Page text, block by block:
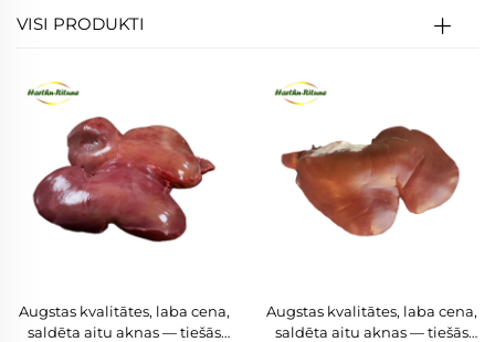
VISI PRODUKTI
Augstas kvalitātes, laba cena,
saldēta aitu aknas — tiešās
Augstas kvalitātes, laba cena,
saldēta aitu aknas — tiešās